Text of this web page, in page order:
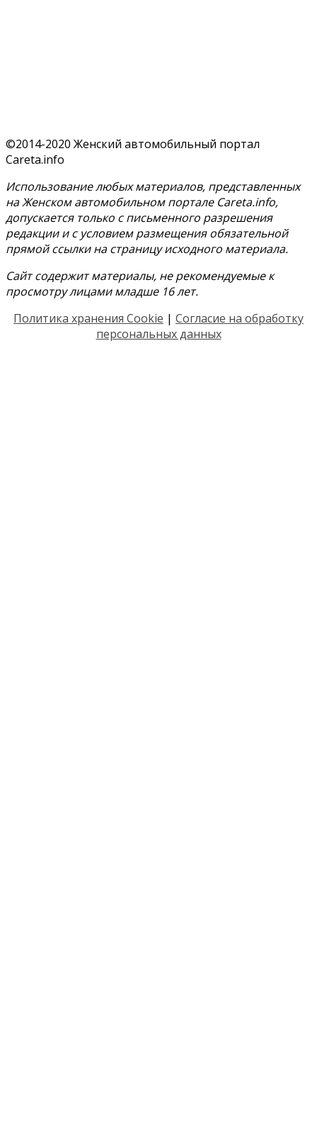
©2014-2020 Женский автомобильный портал
Careta.info
Использование любых материалов, представленных
на Женском автомобильном портале Careta.info,
допускается только с письменного разрешения
редакции и с условием размещения обязательной
прямой ссылки на страницу исходного материала.
Сайт содержит материалы, не рекомендуемые к
просмотру лицами младше 16 лет.
Политика хранения Cookie | Согласие на обработку
персональных данных